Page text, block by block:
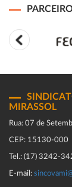
MIRASSOL
Rua: 07 de
CEP: 15130-000
Tel.: (17) 3242-
E-mail: